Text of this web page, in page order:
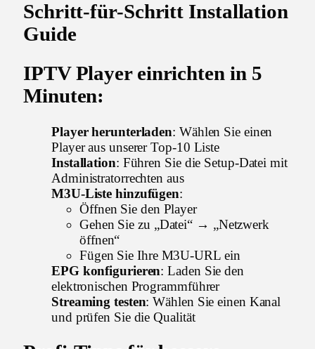
Schritt-für-Schritt Installation
Guide
IPTV Player einrichten in 5
Minuten:
Player herunterladen: Wählen Sie einen
Player aus unserer Top-10 Liste
Installation: Führen Sie die Setup-Datei mit
Administratorrechten aus
M3U-Liste hinzufügen:
Öffnen Sie den Player
Gehen Sie zu „Datei“ → „Netzwerk
öffnen“
Fügen Sie Ihre M3U-URL ein
EPG konfigurieren: Laden Sie den
elektronischen Programmführer
Streaming testen: Wählen Sie einen Kanal
und prüfen Sie die Qualität